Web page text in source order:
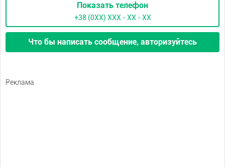
Показать телефон
+38 (0XX) ХХХ - ХХ - ХХ
Что бы написать сообщение, авторизуйтесь
Реклама